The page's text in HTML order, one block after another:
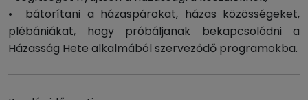
• bátorítani a házaspárokat, házas közösségeket,
plébániákat, hogy próbáljanak bekapcsolódni a
Házasság Hete alkalmából szerveződő programokba.